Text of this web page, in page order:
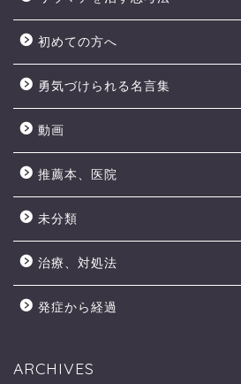
初めての方へ
勇気づけられる名言集
動画
推薦本、医院
未分類
治療、対処法
発症から経過
ARCHIVES